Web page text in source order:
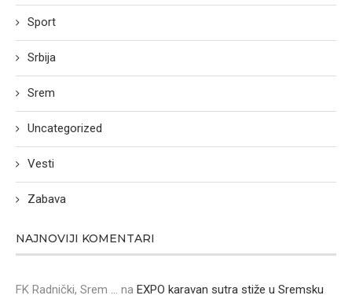
Sport
Srbija
Srem
Uncategorized
Vesti
Zabava
NAJNOVIJI KOMENTARI
FK Radnički, Srem ... na EXPO karavan sutra stiže u Sremsku